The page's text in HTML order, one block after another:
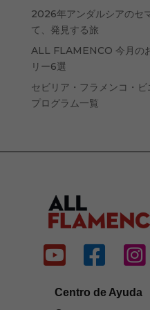
2026年アンダルシアのセ
て、発見する旅
ALL FLAMENCO 今月の
リー6選
セビリア・フラメンコ・
プログラム一覧
  
Centro de Ayuda